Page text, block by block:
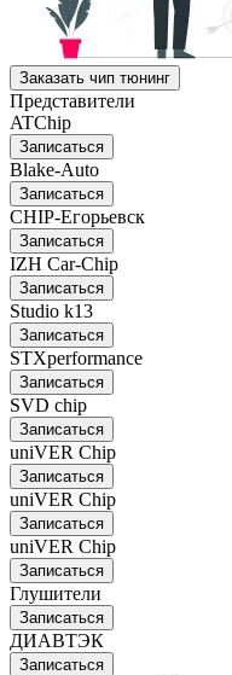
Заказать чип тюнинг
Представители
ATChip
Записаться
Blake-Auto
Записаться
CHIP-Егорьевск
Записаться
IZH Car-Chip
Записаться
Studio k13
Записаться
STXperformance
Записаться
SVD chip
Записаться
uniVER Chip
Записаться
uniVER Chip
Записаться
uniVER Chip
Записаться
Глушители
Записаться
ДИАВТЭК
Записаться